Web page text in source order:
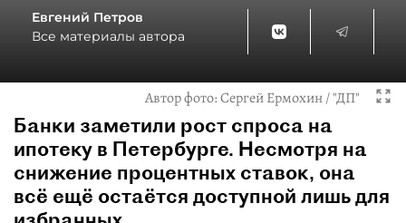
Евгений Петров
Все материалы автора
Автор фото:Сергей Ермохин / "ДП"
Банки заметили рост спроса на
ипотеку в Петербурге. Несмотря на
снижение процентных ставок, она
всё ещё остаётся доступной лишь для